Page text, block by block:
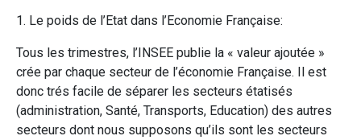
1. Le poids de l’Etat dans l’Economie Française:
Tous les trimestres, l’INSEE publie la « valeur ajoutée »
crée par chaque secteur de l’économie Française. Il est
donc trés facile de séparer les secteurs étatisés
(administration, Santé, Transports, Education) des autres
secteurs dont nous supposons qu’ils sont les secteurs